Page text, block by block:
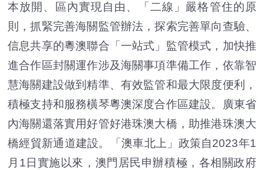
本放開、區內實現自由、「二線」嚴格管住的原
則，抓緊完善海關監管辦法，探索完善單向查驗、
信息共享的粵澳聯合「一站式」監管模式，加快推
進合作區封關運作涉及海關事項準備工作，依靠智
慧海關建設做到精準、有效監管和最大限度便利，
積極支持和服務橫琴粵澳深度合作區建設。廣東省
內海關還落實用好管好港珠澳大橋，助推港珠澳大
橋經貿新通道建設。「澳車北上」政策自2023年1
月1日實施以來，澳門居民申辦積極，各相關政府